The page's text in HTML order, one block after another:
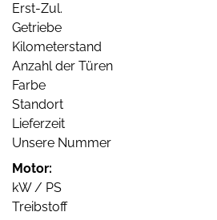
Erst-Zul.
Getriebe
Kilometerstand
Anzahl der Türen
Farbe
Standort
Lieferzeit
Unsere Nummer
Motor:
kW / PS
Treibstoff